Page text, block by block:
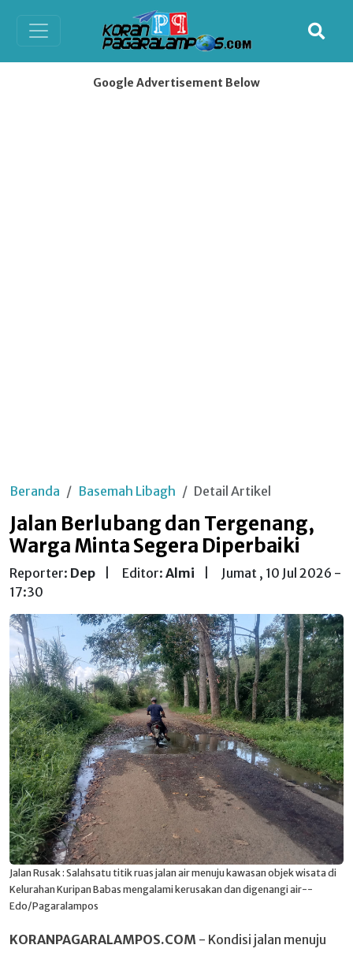
Google Advertisement Below
Beranda Basemah Libagh Detail Artikel
Jalan Berlubang dan Tergenang,
Warga Minta Segera Diperbaiki
Reporter: Dep Editor: Almi
Jumat , 10 Jul 2026 -
17:30
Jalan Rusak : Salahsatu titik ruas jalan air menuju kawasan objek wisata di
Kelurahan Kuripan Babas mengalami kerusakan dan digenangi air--
Edo/Pagaralampos
KORANPAGARALAMPOS.COM - Kondisi jalan menuju